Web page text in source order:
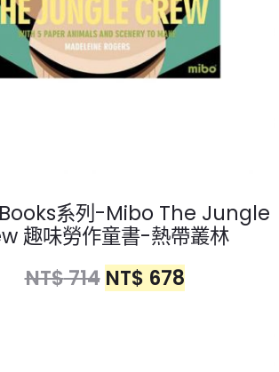
系列-Mibo The Jungle
趣味勞作童書-熱帶叢林
NT$714 NT$ 678